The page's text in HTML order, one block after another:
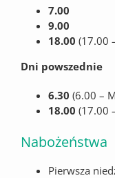
7.00
9.00
18.00 (17.00
Dni powszednie
6.30 (6.00 –
18.00 (17.00
Nabożeństwa
Pierwsza